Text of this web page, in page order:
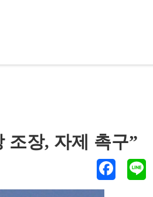
조장, 자제 촉구”